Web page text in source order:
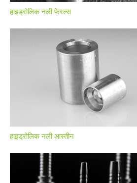
हाइड्रोलिक नली फेरल्स
हाइड्रोलिक नली आस्तीन